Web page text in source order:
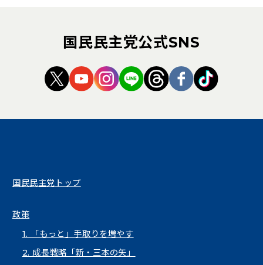
国民民主党公式SNS
（新しいタブで開く）
（新しいタブで開く）
（新しいタブで開く）
（新しいタブで開く）
（新しいタブで開
（新しいタブ
（新しい
国民民主党トップ
政策
1. 「もっと」手取りを増やす
2. 成長戦略「新・三本の矢」